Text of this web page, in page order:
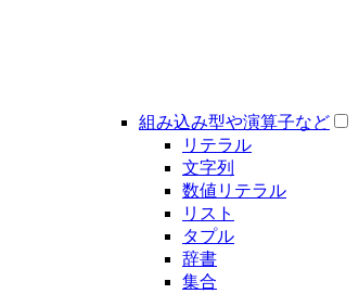
組み込み型や演算子など
リテラル
文字列
数値リテラル
リスト
タプル
辞書
集合